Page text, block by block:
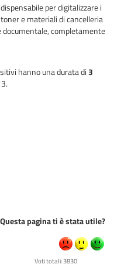
per digitalizzare i
e materiali di cancelleria
completamente
hanno una durata di3
Questa pagina ti è stata utile?
Voti totali: 3830